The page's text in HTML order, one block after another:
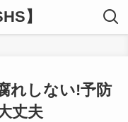
】
れしない!予防
丈夫